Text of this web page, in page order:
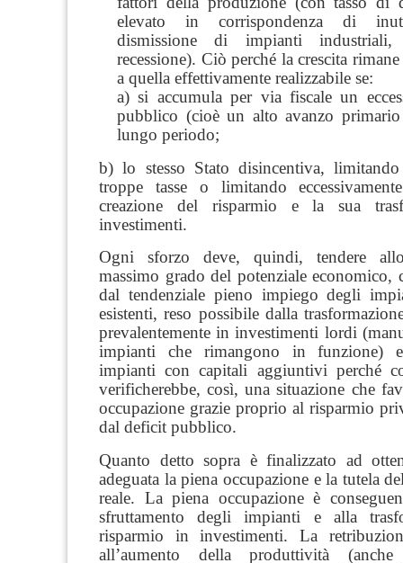
elevato in corrispondenza di
dismissione di impianti industriali,
recessione). Ciò perché la crescita
a quella effettivamente realizzabile se:
a) si accumula per via fiscale un
pubblico (cioè un alto avanzo
lungo periodo;
b) lo stesso Stato disincentiva,
troppe tasse o limitando
creazione del risparmio e la sua
investimenti.
Ogni sforzo deve, quindi, tendere
massimo grado del potenziale economico,
dal tendenziale pieno impiego degli
esistenti, reso possibile dalla
prevalentemente ininvestimenti lordi
impianti che rimangono in funzione) e
impianti con capitali aggiuntivi perché
verificherebbe, così, una situazione che
occupazione grazie proprio al risparmio
dal deficit pubblico.
Quanto detto sopra è finalizzato ad
adeguata la piena occupazione e la tutela
reale. La piena occupazioneè
sfruttamento degli impianti e alla
risparmio in investimenti. La
all’aumento della produttività (anche